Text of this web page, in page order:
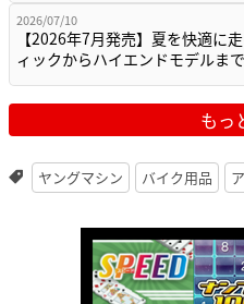
2026/07/10
【2026年7月発売】夏を快適に
ィックからハイエンドモデルま
もっ
ヤングマシン バイク用品